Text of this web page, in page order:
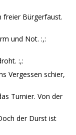
freier Bürgerfaust.
und Not. :,:
:,:
Vergessen schier,
Turnier. Von der
der Durst ist